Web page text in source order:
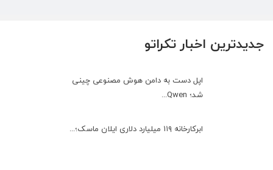
جدیدترین اخبار تکراتو
اپل دست به دامن هوش مصنوعی چینی
شد؛ Qwen...
ابرکارخانه ۱۱۹ میلیارد دلاری ایلان ماسک؛...